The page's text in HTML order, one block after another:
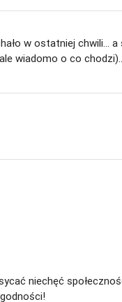
w ostatniej chwili...
wiadomo o co
niechęć